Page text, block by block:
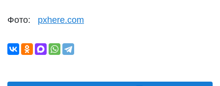
Фото: pxhere.com